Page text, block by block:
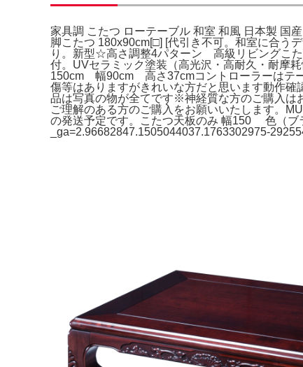
家具調 こたつ ローテーブル 和室 和風 日本製 国
脚こたつ 180x90cm[□] [代引き不可。和室に合う
り。新型☆高さ調整4パターン 高級リビングこ
付。UVセラミック塗装（高光沢・高耐久・耐摩
150cm 幅90cm 高さ37cmコントローラーはテ
傷等はありますがきれいな方だと思います動作
品は写真の物が全てです※神経質な方のご購入は
ご理解のある方のご購入をお願いいたします。
の発送予定です。こたつ天板のみ 幅150 色（ブ
_ga=2.96682847.1505044037.1763302975-